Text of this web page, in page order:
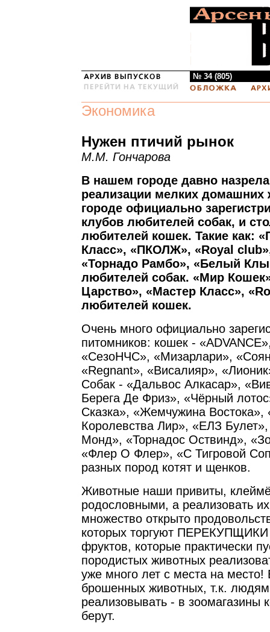
№ 34 (805)
Экономика
Нужен птичий рынок
М.М. Гончарова
В нашем городе давно
реализации мелких домашних
городе официально
клубов любителей собак, и
любителей кошек. Такие как:
Класс», «ПКОЛЖ», «Royal
«Торнадо Рамбо», «Белый
любителей собак. «Мир
Царство», «Мастер Класс»,
любителей кошек.
Очень много официально
питомников: кошек -
«СезоНЧС», «Мизарлари»,
«Regnant», «Висалияр»,
Собак - «Дальвос Алкасар»,
Берега Де Фриз», «Чёрный
Сказка», «Жемчужина
Королевства Лир», «ЕЛЗ
Монд», «Торнадос Оствинд»,
«Флер О Флер», «С Тигровой
разных пород котят и щенков.
Животные наши привиты,
родословными, а реализовать
множество открыто
которых торгуют ПЕРЕКУПЩИКИ
фруктов, которые практически
породистых животных
уже много лет с места на место!
брошенных животных, т.к. людям
реализовывать - в зоомагазины
берут.